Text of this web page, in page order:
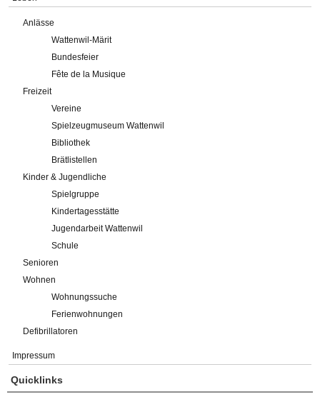
Anlässe
Wattenwil-Märit
Bundesfeier
Fête de la Musique
Freizeit
Vereine
Spielzeugmuseum Wattenwil
Bibliothek
Brätlistellen
Kinder & Jugendliche
Spielgruppe
Kindertagesstätte
Jugendarbeit Wattenwil
Schule
Senioren
Wohnen
Wohnungssuche
Ferienwohnungen
Defibrillatoren
Impressum
Quicklinks